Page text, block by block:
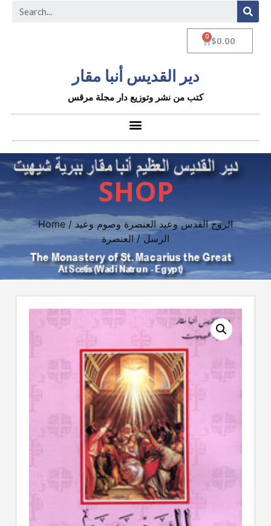
$0.00
دير القديس أنبا مقار
كتب من نشر وتوزيع دار مجلة مرقس
SHOP
Home / الروح القدس وعيد العنصرة وصوم وعيد
الرسل / العنصرة